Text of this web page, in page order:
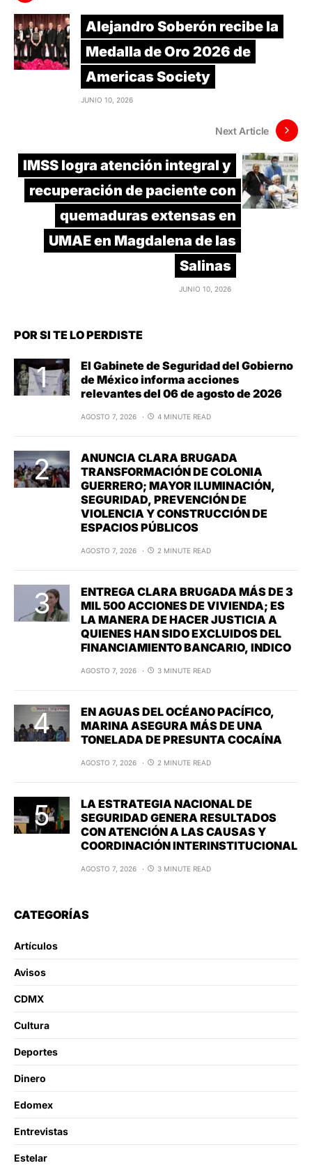
Alejandro Soberón recibe la
Medalla de Oro 2026 de
Americas Society
JUNIO 10, 2026
Next Article
IMSS logra atención integral y
recuperación de paciente con
quemaduras extensas en
UMAE en Magdalena de las
Salinas
JUNIO 10, 2026
POR SI TE LO PERDISTE
El Gabinete de Seguridad del Gobierno
de México informa acciones
relevantes del 06 de agosto de 2026
AGOSTO 7, 2026 4 MINUTE READ
ANUNCIA CLARA BRUGADA
TRANSFORMACIÓN DE COLONIA
GUERRERO; MAYOR ILUMINACIÓN,
SEGURIDAD, PREVENCIÓN DE
VIOLENCIA Y CONSTRUCCIÓN DE
ESPACIOS PÚBLICOS
AGOSTO 7, 2026 2 MINUTE READ
ENTREGA CLARA BRUGADA MÁS DE 3
MIL 500 ACCIONES DE VIVIENDA; ES
LA MANERA DE HACER JUSTICIA A
QUIENES HAN SIDO EXCLUIDOS DEL
FINANCIAMIENTO BANCARIO, INDICO
AGOSTO 7, 2026 3 MINUTE READ
EN AGUAS DEL OCÉANO PACÍFICO,
MARINA ASEGURA MÁS DE UNA
TONELADA DE PRESUNTA COCAÍNA
AGOSTO 7, 2026 2 MINUTE READ
LA ESTRATEGIA NACIONAL DE
SEGURIDAD GENERA RESULTADOS
CON ATENCIÓN A LAS CAUSAS Y
COORDINACIÓN INTERINSTITUCIONAL
AGOSTO 7, 2026 3 MINUTE READ
CATEGORÍAS
Artículos
Avisos
CDMX
Cultura
Deportes
Dinero
Edomex
Entrevistas
Estelar